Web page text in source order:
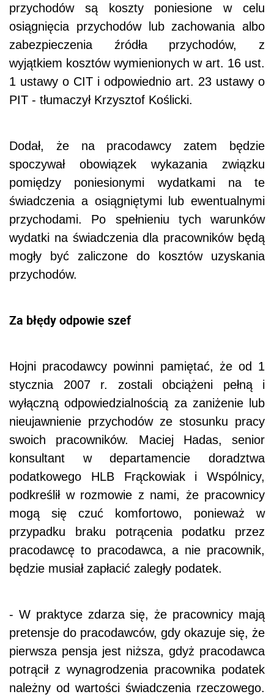
przychodów są koszty poniesione w celu
osiągnięcia przychodów lub zachowania albo
zabezpieczenia źródła przychodów, z
wyjątkiem kosztów wymienionych w art. 16 ust.
1 ustawy o CIT i odpowiednio art. 23 ustawy o
PIT - tłumaczył Krzysztof Koślicki.
Dodał, że na pracodawcy zatem będzie
spoczywał obowiązek wykazania związku
pomiędzy poniesionymi wydatkami na te
świadczenia a osiągniętymi lub ewentualnymi
przychodami. Po spełnieniu tych warunków
wydatki na świadczenia dla pracowników będą
mogły być zaliczone do kosztów uzyskania
przychodów.
Za błędy odpowie szef
Hojni pracodawcy powinni pamiętać, że od 1
stycznia 2007 r. zostali obciążeni pełną i
wyłączną odpowiedzialnością za zaniżenie lub
nieujawnienie przychodów ze stosunku pracy
swoich pracowników. Maciej Hadas, senior
konsultant w departamencie doradztwa
podatkowego HLB Frąckowiak i Wspólnicy,
podkreślił w rozmowie z nami, że pracownicy
mogą się czuć komfortowo, ponieważ w
przypadku braku potrącenia podatku przez
pracodawcę to pracodawca, a nie pracownik,
będzie musiał zapłacić zaległy podatek.
- W praktyce zdarza się, że pracownicy mają
pretensje do pracodawców, gdy okazuje się, że
pierwsza pensja jest niższa, gdyż pracodawca
potrącił z wynagrodzenia pracownika podatek
należny od wartości świadczenia rzeczowego.